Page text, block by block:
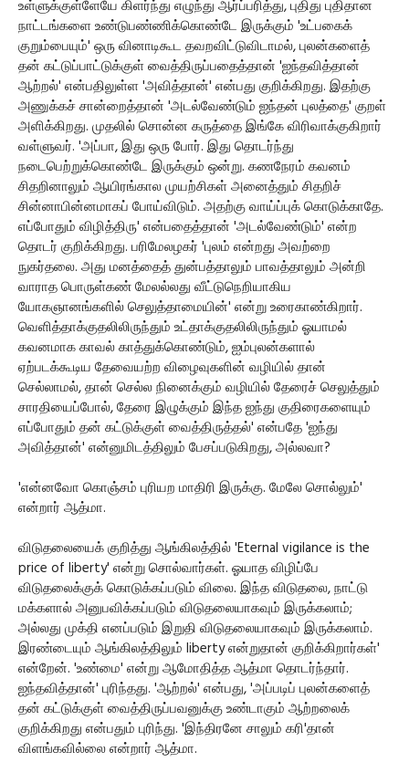
உள்ளுக்குள்ளேயே கிளர்ந்து எழுந்து ஆர்ப்பரித்து, புதிது புதிதான
நாட்டங்களை உண்டுபண்ணிக்கொண்டே இருக்கும் 'உட்பகைக்
குறும்பையும்' ஒரு வினாடிகூட தவறவிட்டுவிடாமல், புலன்களைத்
தன் கட்டுப்பாட்டுக்குள் வைத்திருப்பதைத்தான் 'ஐந்தவித்தான்
ஆற்றல்' என்பதிலுள்ள 'அவித்தான்' என்பது குறிக்கிறது. இதற்கு
அணுக்கச் சான்றைத்தான் 'அடல்வேண்டும் ஐந்தன் புலத்தை' குறள்
அளிக்கிறது. முதலில் சொன்ன கருத்தை இங்கே விரிவாக்குகிறார்
வள்ளுவர். 'அப்பா, இது ஒரு போர். இது தொடர்ந்து
நடைபெற்றுக்கொண்டே இருக்கும் ஒன்று. கணநேரம் கவனம்
சிதறினாலும் ஆயிரங்கால முயற்சிகள் அனைத்தும் சிதறிச்
சின்னாபின்னமாகப் போய்விடும். அதற்கு வாய்ப்புக் கொடுக்காதே.
எப்போதும் விழித்திரு' என்பதைத்தான் 'அடல்வேண்டும்' என்ற
தொடர் குறிக்கிறது. பரிமேலழகர் 'புலம் என்றது அவற்றை
நுகர்தலை. அது மனத்தைத் துன்பத்தாலும் பாவத்தாலும் அன்றி
வாராத பொருள்கண் மேலல்லது வீட்டுநெறியாகிய
யோகஞானங்களில் செலுத்தாமையின்' என்று உரைகாண்கிறார்.
வெளித்தாக்குதலிலிருந்தும் உட்தாக்குதலிலிருந்தும் ஓயாமல்
கவனமாக காவல் காத்துக்கொண்டும், ஐம்புலன்களால்
ஏற்படக்கூடிய தேவையற்ற விழைவுகளின் வழியில் தான்
செல்லாமல், தான் செல்ல நினைக்கும் வழியில் தேரைச் செலுத்தும்
சாரதியைப்போல், தேரை இழுக்கும் இந்த ஐந்து குதிரைகளையும்
எப்போதும் தன் கட்டுக்குள் வைத்திருத்தல்' என்பதே 'ஐந்து
அவித்தான்' என்னுமிடத்திலும் பேசப்படுகிறது, அல்லவா?
'என்னவோ கொஞ்சம் புரியற மாதிரி இருக்கு. மேலே சொல்லும்'
என்றார் ஆத்மா.
விடுதலையைக் குறித்து ஆங்கிலத்தில் 'Eternal vigilance is the
price of liberty' என்று சொல்வார்கள். ஓயாத விழிப்பே
விடுதலைக்குக் கொடுக்கப்படும் விலை. இந்த விடுதலை, நாட்டு
மக்களால் அனுபவிக்கப்படும் விடுதலையாகவும் இருக்கலாம்;
அல்லது முக்தி எனப்படும் இறுதி விடுதலையாகவும் இருக்கலாம்.
இரண்டையும் ஆங்கிலத்திலும் liberty என்றுதான் குறிக்கிறார்கள்'
என்றேன். 'உண்மை' என்று ஆமோதித்த ஆத்மா தொடர்ந்தார்.
ஐந்தவித்தான்' புரிந்தது. 'ஆற்றல்' என்பது, 'அப்படிப் புலன்களைத்
தன் கட்டுக்குள் வைத்திருப்பவனுக்கு உண்டாகும் ஆற்றலைக்
குறிக்கிறது என்பதும் புரிந்து. 'இந்திரனே சாலும் கரி'தான்
விளங்கவில்லை என்றார் ஆத்மா.